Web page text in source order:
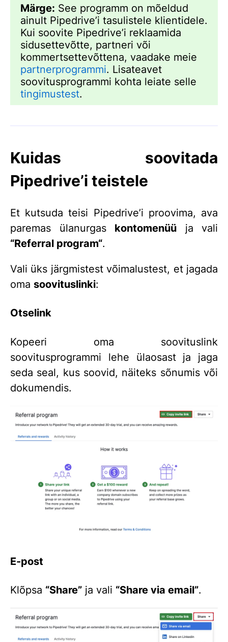
Märge: See programm on mõeldud
ainult Pipedrive’i tasulistele klientidele.
Kui soovite Pipedrive’i reklaamida
sidusettevõtte, partneri või
kommertsettevõttena, vaadake meie
partnerprogrammi. Lisateavet
soovitusprogrammi kohta leiate selle
tingimustest.
Kuidas soovitada
Pipedrive’i teistele
Et kutsuda teisi Pipedrive’i proovima, ava
paremas ülanurgas kontomenüü ja vali
“Referral program“.
Vali üks järgmistest võimalustest, et jagada
oma soovituslinki:
Otselink
Kopeeri oma soovituslink
soovitusprogrammi lehe ülaosast ja jaga
seda seal, kus soovid, näiteks sõnumis või
dokumendis.
E-post
Klõpsa “Share” ja vali “Share via email”.